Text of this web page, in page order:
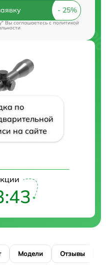
Вы соглашаетесь cполитикой
по
на сайте
Модели Отзывы